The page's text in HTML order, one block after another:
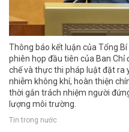
Thông báo kết luận của Tổng
phiên họp đầu tiên của Ban
chế và thực thi pháp luật đặt ra
nhiễm không khí, hoàn thiện
thời gắn trách nhiệm người
lượng môi trường.
Tin trong nước